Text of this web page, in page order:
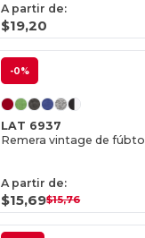
A partir de:
$19,20
-0%
LAT 6937
Remera vintage de fúbtol
A partir de:
$15,69$15,76